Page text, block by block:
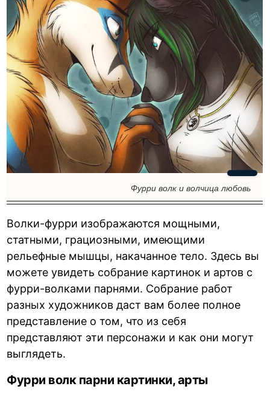
Фурри волк и волчица любовь
Волки-фурри изображаются мощными,
статными, грациозными, имеющими
рельефные мышцы, накачанное тело. Здесь вы
можете увидеть собрание картинок и артов с
фурри-волками парнями. Собрание работ
разных художников даст вам более полное
представление о том, что из себя
представляют эти персонажи и как они могут
выглядеть.
Фурри волк парни картинки, арты